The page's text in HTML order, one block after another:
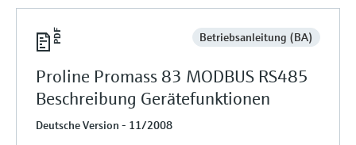
Betriebsanleitung (BA)
Proline Promass 83 MODBUS RS485
Beschreibung Gerätefunktionen
Deutsche Version - 11/2008